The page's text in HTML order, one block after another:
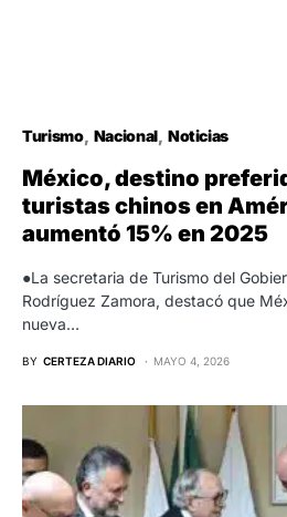
Turismo Nacional Noticias
México, destino
turistas chinos en
aumentó 15% en 2025
●La secretaria de Turismo del
Rodríguez Zamora, destacó que
nueva…
BY CERTEZA DIARIO MAYO 4, 2026